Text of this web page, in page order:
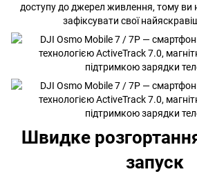
доступу до джерел живлення, тому ви
зафіксувати свої
Швидке
запуск